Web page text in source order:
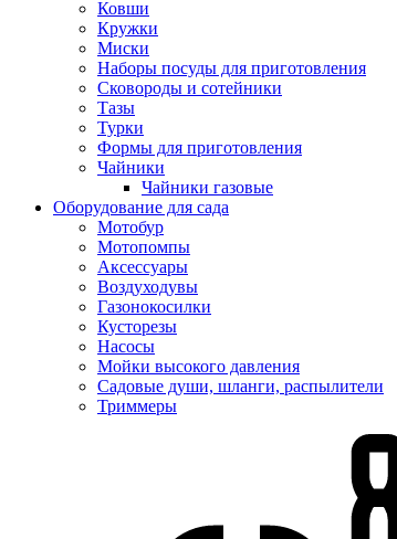
Ковши
Кружки
Миски
Наборы посуды для приготовления
Сковороды и сотейники
Тазы
Турки
Формы для приготовления
Чайники
Чайники газовые
Оборудование для сада
Мотобур
Мотопомпы
Аксессуары
Воздуходувы
Газонокосилки
Кусторезы
Насосы
Мойки высокого давления
Садовые души, шланги, распылители
Триммеры